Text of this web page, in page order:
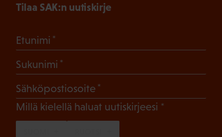
Tilaa SAK:n uutiskirje
Etunimi
Sukunimi
Sähköpostiosoite
Millä kielellä haluat uutiskirjeesi (Pakollinen)